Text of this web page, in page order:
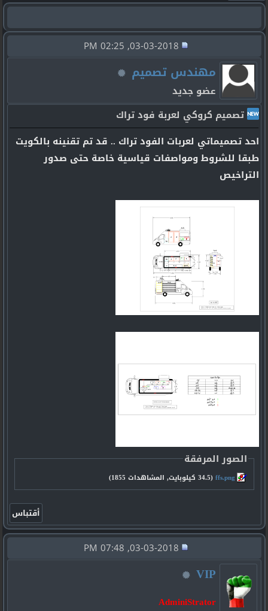
مهندس تصميم
عضو جديد
تصميم كروكي لعربة فود تراك
احد تصميماتي لعربات الفود تراك .. قد تم تقنينه بالكويت
طبقا للشروط ومواصفات قياسية خاصة حتى صدور
التراخيص
الصور المرفقة
ffs.png‏(34.5 كيلوبايت, المشاهدات 1855)
VIP
AdminiStrator